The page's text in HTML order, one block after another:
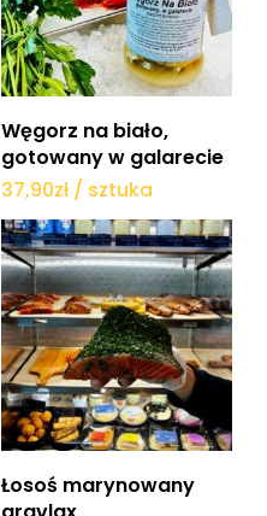
Dodaj do koszyka
Węgorz na biało,
gotowany w galarecie
37,90zł / sztuka
Dodaj do koszyka
Łosoś marynowany